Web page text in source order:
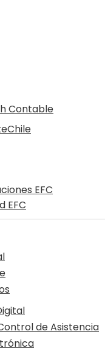
Contable
EFC
EFC
de Asistencia